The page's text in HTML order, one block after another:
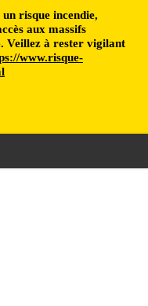
risque incendie,
aux massifs
Veillez à rester vigilant
www.risque-